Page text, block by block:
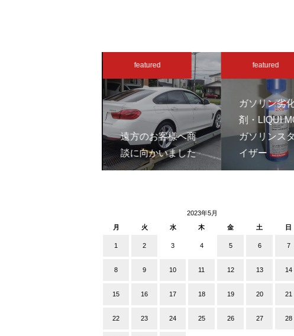
featured
遠方のお客様へ商
談に向かいました
featured
ガソリン劣
剤・LIQUI
ガソリンス
イザー
2023年5月
月
火 水 木 金 土 日
1 2 3 4 5 6 7
8 9 10 11 12 13 14
15 16 17 18 19 20 21
22 23 24 25 26 27 28